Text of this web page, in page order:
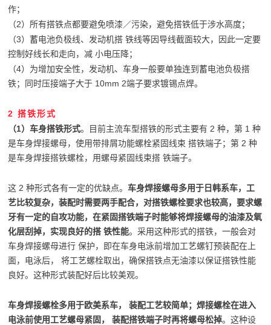
作；
（2）所有搭铁点都要避免喷漆／污染，避免搭铁低于涉水高度；
（3）蓄电池负极线、发动机搭 铁线等因导线截面较大，因此一定要
控制好线长和走向，减 小电压降；
（4）为增加安全性，发动机、车身一般要单独连到蓄电池负极搭
铁；同时压接端子大于 10mm 2端子要求镀锡点焊。
2 搭铁形式
（1）车身搭铁形式。目前主流车型搭铁的形式主要有 2 种，第 1 种
是车身焊接螺母，使用带排屑功能螺栓紧固线束 搭铁端子；第 2 种
是车身焊接搭铁螺栓，用螺母紧固线束搭 铁端子。
这 2 种形式各有一定的优缺点。车身焊接螺母多用于日韩系车，工
艺比较复杂，装配时需要两手配合，对搭铁螺栓要求也较高，要求螺
牙有一定的自攻功能，在紧固搭铁端子时能够将焊接螺母的油漆及氧
化层刮掉，实现良好的搭 铁性能。采用这种形式的搭铁，一般会对
车身焊接螺母进行 保护，即在车身电泳前增加工艺螺钉预装配在上
面，电泳后， 将工艺螺栓取出，确保搭铁点无油漆以保证搭铁性能
良好。这种形式装配好后比较美观。
车身焊接螺栓多用于欧美系车， 装配工艺较简单；焊接螺栓在进入
电泳前使用工艺螺母紧固， 装配搭铁端子时再将螺母松掉。这种设